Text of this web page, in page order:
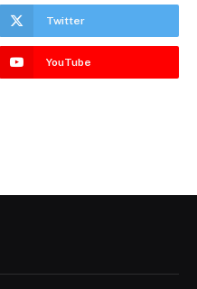
Twitter
YouTube